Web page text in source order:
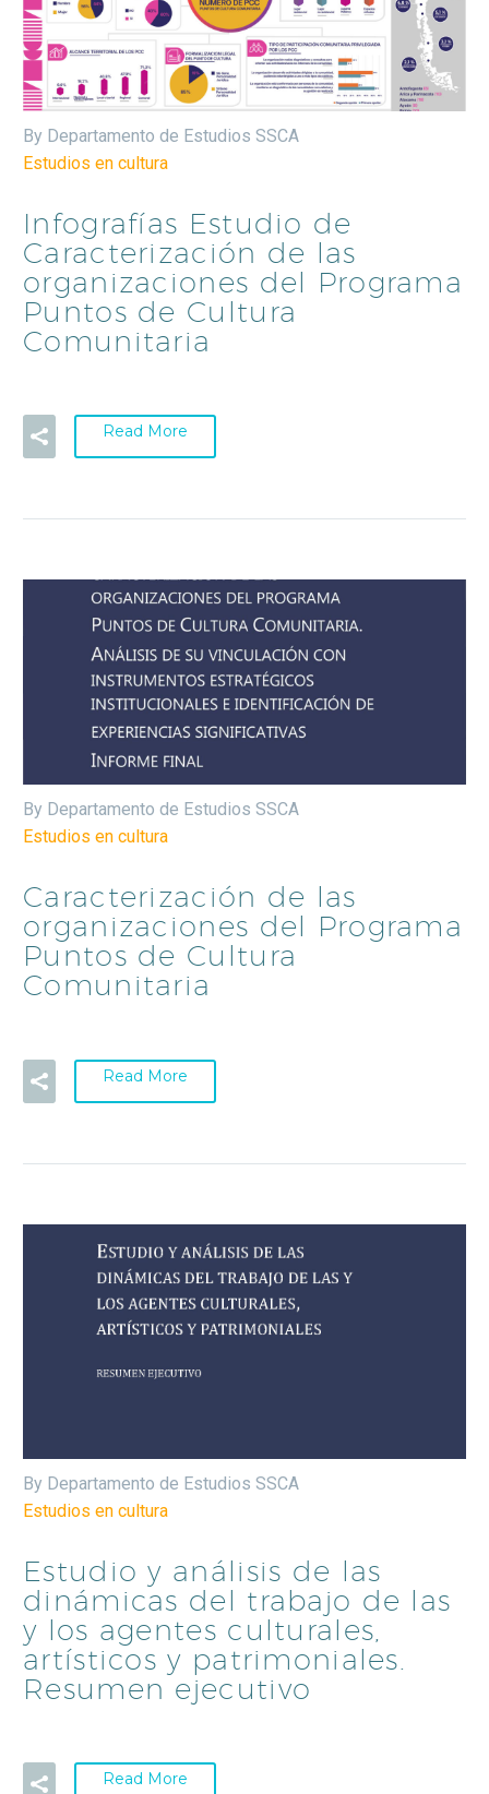
By Departamento de Estudios SSCA
Estudios en cultura
Infografías Estudio de
Caracterización de las
organizaciones del Programa
Puntos de Cultura
Comunitaria
Read More
By Departamento de Estudios SSCA
Estudios en cultura
Caracterización de las
organizaciones del Programa
Puntos de Cultura
Comunitaria
Read More
By Departamento de Estudios SSCA
Estudios en cultura
Estudio y análisis de las
dinámicas del trabajo de las
y los agentes culturales,
artísticos y patrimoniales.
Resumen ejecutivo
Read More